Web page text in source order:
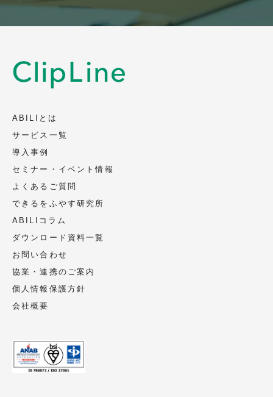
ABILIとは
サービス一覧
導入事例
セミナー・イベント情報
よくあるご質問
できるをふやす研究所
ABILIコラム
ダウンロード資料一覧
お問い合わせ
協業・連携のご案内
個人情報保護方針
会社概要